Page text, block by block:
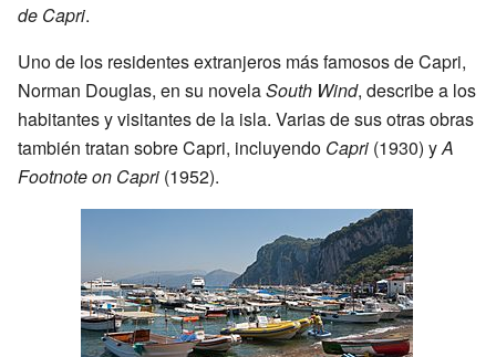
de Capri.
Uno de los residentes extranjeros más famosos de Capri,
Norman Douglas, en su novelaSouth Wind, describe a los
habitantes y visitantes de la isla. Varias de sus otras obras
también tratan sobre Capri, incluyendo Capri (1930) yA
Footnote on Capri (1952).